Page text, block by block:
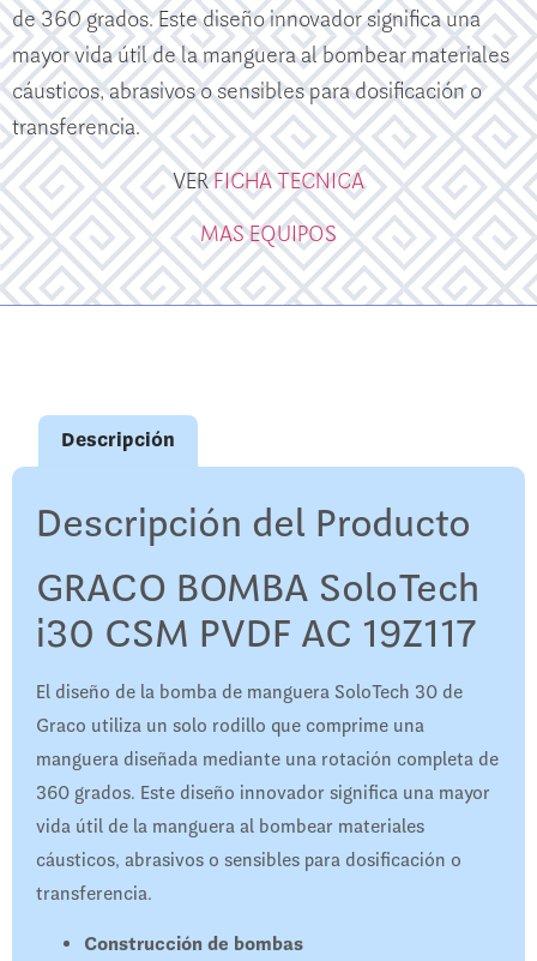
de 360 ​​grados. Este diseño innovador significa una
mayor vida útil de la manguera al bombear materiales
cáusticos, abrasivos o sensibles para dosificación o
transferencia.
VERFICHA TECNICA
MAS EQUIPOS
Descripción
Descripción del Producto
GRACO BOMBA SoloTech
i30 CSM PVDF AC 19Z117
El diseño de la bomba de manguera SoloTech 30 de
Graco utiliza un solo rodillo que comprime una
manguera diseñada mediante una rotación completa de
360 ​​grados. Este diseño innovador significa una mayor
vida útil de la manguera al bombear materiales
cáusticos, abrasivos o sensibles para dosificación o
transferencia.
Construcción de bombas